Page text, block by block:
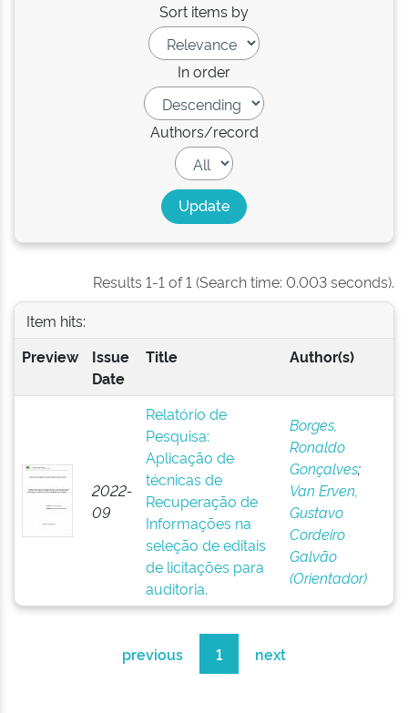
Sort items by
In order
Authors/record
Results 1-1 of 1 (Search time: 0.003 seconds).
Item hits:
Preview
Issue
Date
Title Author(s)
2022-
09
Relatório de
Pesquisa:
Aplicação de
técnicas de
Recuperação de
Informações na
seleção de editais
de licitações para
auditoria.
Borges,
Ronaldo
Gonçalves;
Van Erven,
Gustavo
Cordeiro
Galvão
(Orientador)
previous 1 next